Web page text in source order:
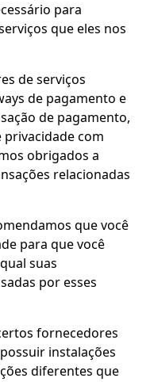
para
que eles nos
de serviços
de pagamento e
de pagamento,
com
obrigados a
relacionadas
que você
para que você
suas
por esses
fornecedores
instalações
diferentes que